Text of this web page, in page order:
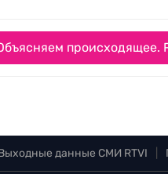
происходящее.
данные СМИ RTVI